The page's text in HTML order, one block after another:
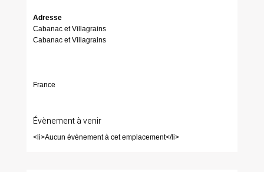
Adresse
Cabanac et Villagrains
Cabanac et Villagrains
France
Évènement à venir
<li>Aucun évènement à cet emplacement</li>